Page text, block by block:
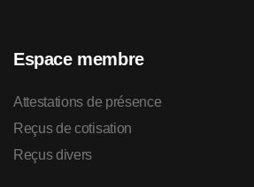
Espace membre
Attestations de présence
Reçus de cotisation
Reçus divers